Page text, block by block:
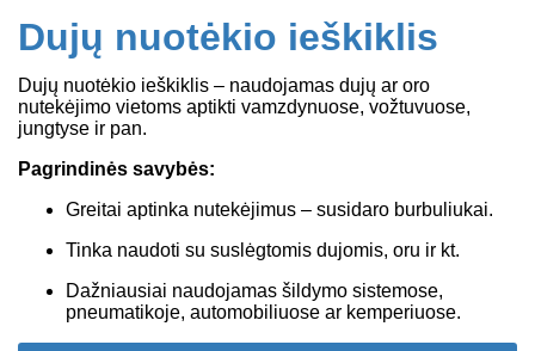
Dujų nuotėkio ieškiklis
Dujų nuotėkio ieškiklis – naudojamas dujų ar oro
nutekėjimo vietoms aptikti vamzdynuose, vožtuvuose,
jungtyse ir pan.
Pagrindinės savybės:
Greitai aptinka nutekėjimus – susidaro burbuliukai.
Tinka naudoti su suslėgtomis dujomis, oru ir kt.
Dažniausiai naudojamas šildymo sistemose,
pneumatikoje, automobiliuose ar kemperiuose.